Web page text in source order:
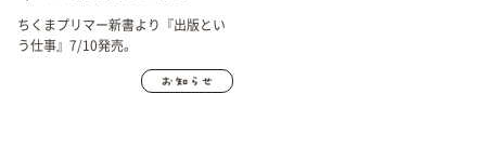
ちくまプリマー新書より『出版とい
う仕事』7/10発売。